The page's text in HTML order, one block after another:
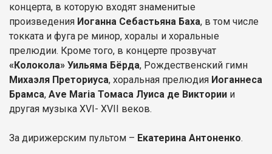
концерта, в которую входят знаменитые
произведения Иоганна Себастьяна Баха, в том числе
токката и фуга ре минор, хоралы и хоральные
прелюдии. Кроме того, в концерте прозвучат
«Колокола» Уильяма Бёрда, Рождественский гимн
Михаэля Преториуса, хоральная прелюдия Иоганнеса
Брамса, Ave Maria Томаса Луиса де Виктории и
другая музыка XVI- XVII веков.
За дирижерским пультом – Екатерина Антоненко.